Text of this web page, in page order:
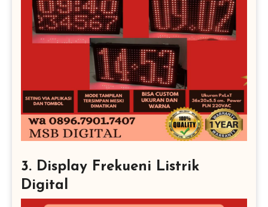
3. Display Frekueni Listrik
Digital